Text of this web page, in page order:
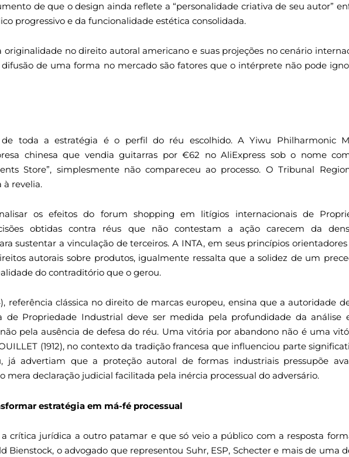
de que o design ainda reflete a “personalidade criativa de seu autor”
progressivo e da funcionalidade estética consolidada.
originalidade no direito autoral americano e suas projeções no cenário
de uma forma no mercado são fatores que o intérprete não pode
toda a estratégia é o perfil do réu escolhido. A Yiwu Philharmonic
chinesa que vendia guitarras por €62 no AliExpress sob o nome
Store”, simplesmente não compareceu ao processo. O Tribunal
revelia.
os efeitos do forum shopping em litígios internacionais de
obtidas contra réus que não contestam a ação carecem da
sustentar a vinculação de terceiros. A INTA, em seus princípios
autorais sobre produtos, igualmente ressalta que a solidez de um
do contraditório que o gerou.
referência clássica no direito de marcas europeu, ensina que a autoridade
de Propriedade Industrial deve ser medida pela profundidade da análise
pela ausência de defesa do réu. Uma vitória por abandono não é uma
(1912), no contexto da tradição francesa que influenciou parte
já advertiam que a proteção autoral de formas industriais pressupõe
mera declaração judicial facilitada pela inércia processual do adversário.
estratégia em má-fé processual
crítica jurídica a outro patamar e que só veio a público com a resposta
Bienstock, o advogado que representou Suhr, ESP, Schecter e mais de uma